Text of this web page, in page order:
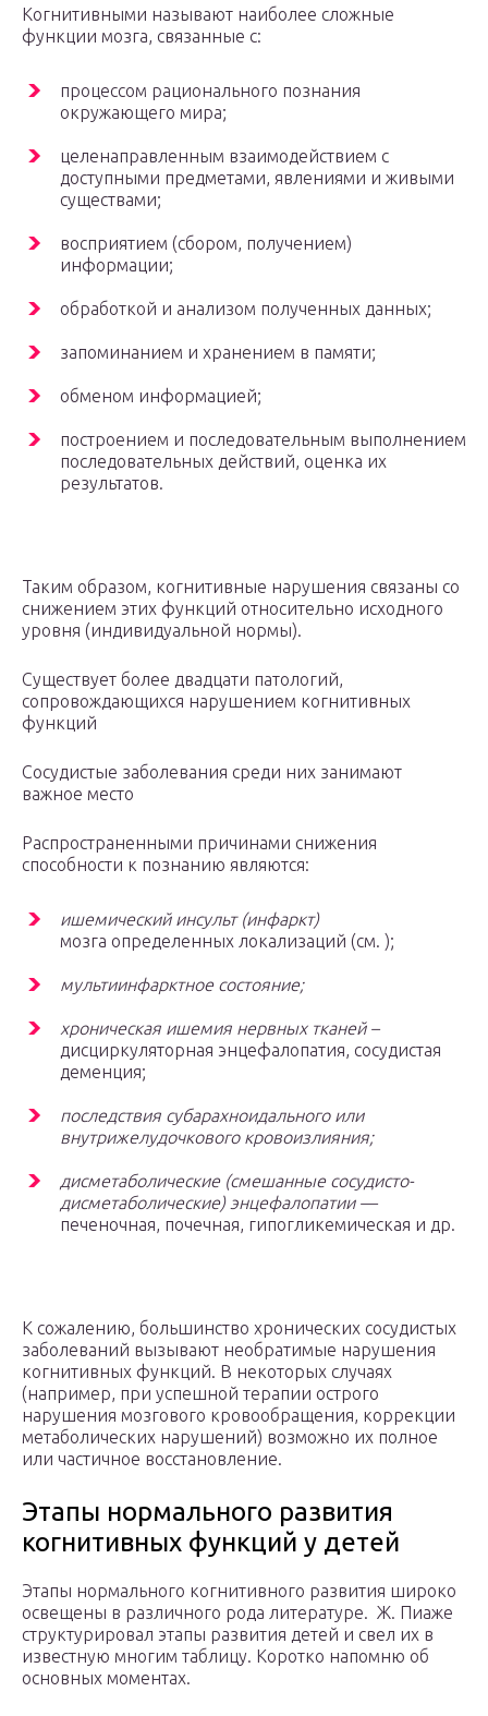
Когнитивными называют наиболее сложные
функции мозга, связанные с:
процессом рационального познания
окружающего мира;
целенаправленным взаимодействием с
доступными предметами, явлениями и живыми
существами;
восприятием (сбором, получением)
информации;
обработкой и анализом полученных данных;
запоминанием и хранением в памяти;
обменом информацией;
построением и последовательным выполнением
последовательных действий, оценка их
результатов.
Таким образом, когнитивные нарушения связаны со
снижением этих функций относительно исходного
уровня (индивидуальной нормы).
Существует более двадцати патологий,
сопровождающихся нарушением когнитивных
функций
Сосудистые заболевания среди них занимают
важное место
Распространенными причинами снижения
способности к познанию являются:
ишемический инсульт (инфаркт)
мозга определенных локализаций (см. );
мультиинфарктное состояние;
хроническая ишемия нервных тканей –
дисциркуляторная энцефалопатия, сосудистая
деменция;
последствия субарахноидального или
внутрижелудочкового кровоизлияния;
дисметаболические (смешанные сосудисто-
дисметаболические) энцефалопатии —
печеночная, почечная, гипогликемическая и др.
К сожалению, большинство хронических сосудистых
заболеваний вызывают необратимые нарушения
когнитивных функций. В некоторых случаях
(например, при успешной терапии острого
нарушения мозгового кровообращения, коррекции
метаболических нарушений) возможно их полное
или частичное восстановление.
Этапы нормального развития
когнитивных функций у детей
Этапы нормального когнитивного развития широко
освещены в различного рода литературе. Ж. Пиаже
структурировал этапы развития детей и свел их в
известную многим таблицу. Коротко напомню об
основных моментах.